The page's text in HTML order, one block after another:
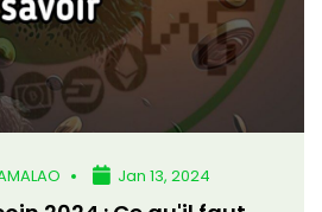
Jan 13, 2024